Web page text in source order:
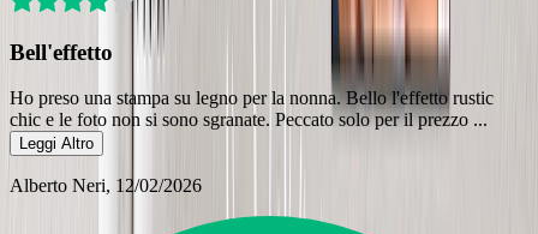
Bell'effetto
Ho preso una stampa su legno per la nonna. Bello l'effetto rustic
chic e le foto non si sono sgranate. Peccato solo per il prezzo ...
Leggi Altro
Alberto Neri, 12/02/2026